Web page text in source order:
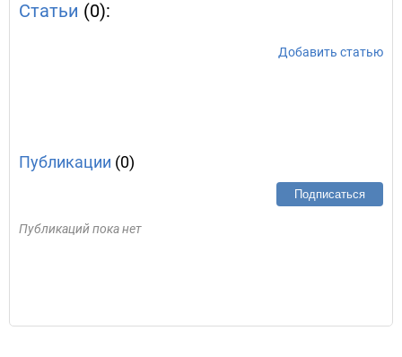
Статьи (0):
Добавить статью
Публикации (0)
Подписаться
Публикаций пока нет